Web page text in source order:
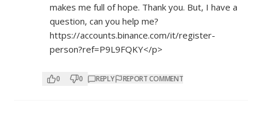
makes me full of hope. Thank you. But, I have a
question, can you help me?
https://accounts.binance.com/it/register-
person?ref=P9L9FQKY</p>
0 0 REPLY REPORT COMMENT